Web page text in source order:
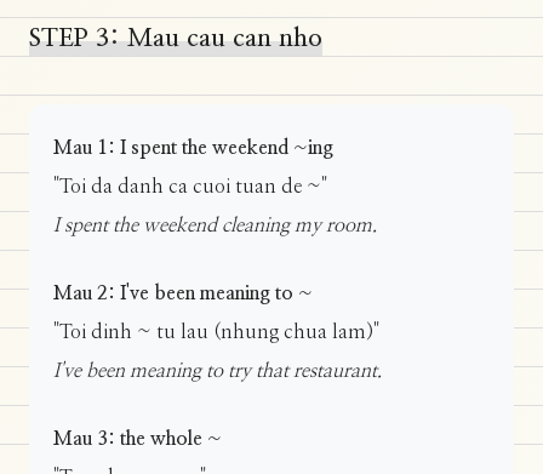
STEP 3: Mau cau can nho
Mau 1: I spent the weekend ~ing
"Toi da danh ca cuoi tuan de ~"
I spent the weekend cleaning my room.
Mau 2: I've been meaning to ~
"Toi dinh ~ tu lau (nhung chua lam)"
I've been meaning to try that restaurant.
Mau 3: the whole ~